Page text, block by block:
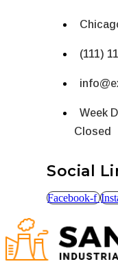
(111)
Week
Closed
Social
Facebook-f